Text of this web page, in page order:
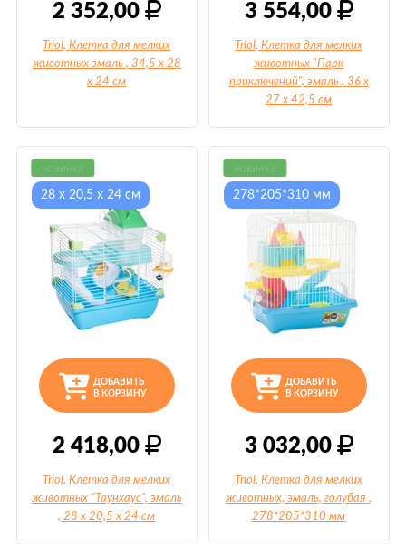
2 352,00
Triol, Клетка для мелких
животных эмаль , 34,5 х 28
х 24 см
3 554,00
Triol, Клетка для мелких
животных "Парк
приключений", эмаль , 36 х
27 х 42,5 см
новинка
ДОБАВИТЬ
В КОРЗИНУ
2 418,00
28 х 20,5 х 24 см
Triol, Клетка для мелких
животных "Таунхаус", эмаль
, 28 х 20,5 х 24 см
новинка
ДОБАВИТЬ
В КОРЗИНУ
3 032,00
278*205*310 мм
Triol, Клетка для мелких
животных, эмаль, голубая ,
278*205*310 мм